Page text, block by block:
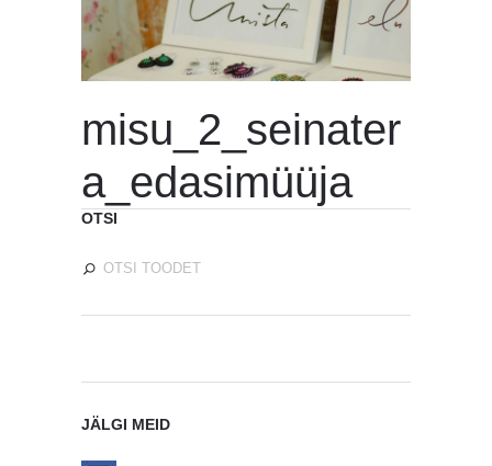
misu_2_seinater
a_edasimüüja
OTSI
JÄLGI MEID